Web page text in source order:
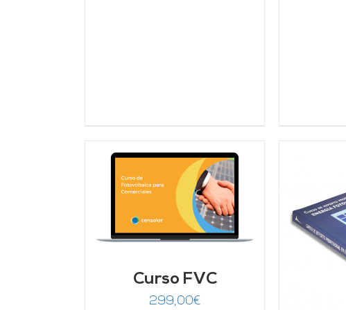
Curso FVC
299,00€
AÑADIR AL CARRITO
DETALLES